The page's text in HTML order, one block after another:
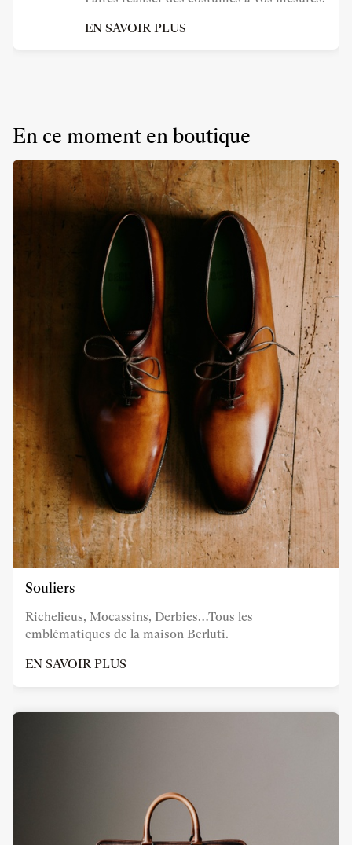
EN SAVOIR PLUS
En ce moment en boutique
Souliers
Richelieus, Mocassins, Derbies…Tous les
emblématiques de la maison Berluti.
EN SAVOIR PLUS